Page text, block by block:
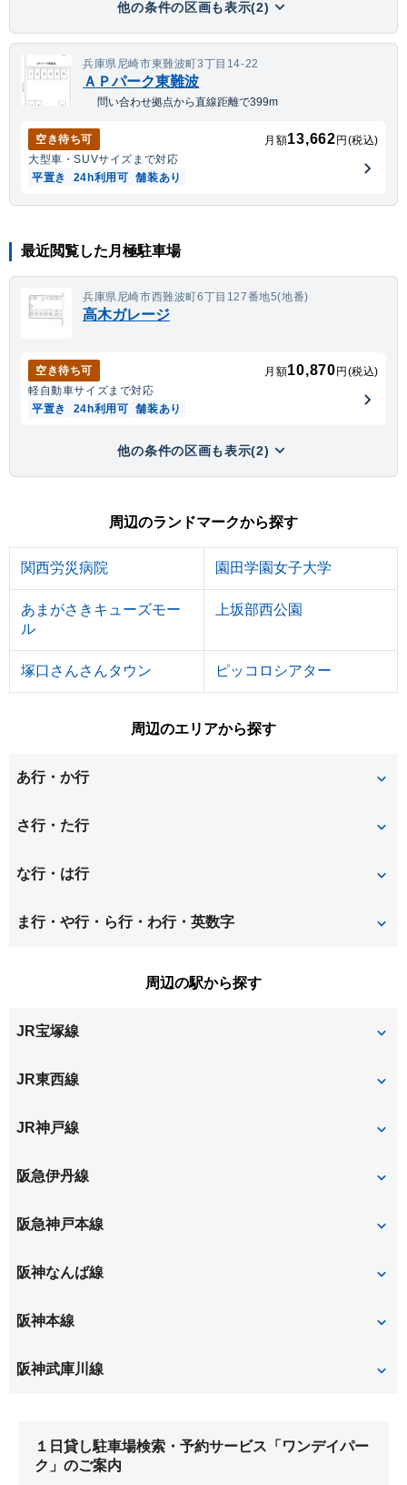
他の条件の区画も表示(2)
兵庫県尼崎市東難波町3丁目14-22
ＡＰパーク東難波
問い合わせ拠点から直線距離で399m
空き待ち可 月額13,662 円(税込)
大型車・SUVサイズまで対応
平置き
24h利用可 舗装あり
最近閲覧した月極駐車場
兵庫県尼崎市西難波町6丁目127番地5(地番)
高木ガレージ
空き待ち可 月額10,870 円(税込)
軽自動車サイズまで対応
平置き
24h利用可 舗装あり
他の条件の区画も表示(2)
周辺のランドマークから探す
関西労災病院 園田学園女子大学
あまがさきキューズモー
ル
上坂部西公園
塚口さんさんタウン ピッコロシアター
周辺のエリアから探す
あ行・か行
稲葉荘
大島
神田南通
北城内
北竹谷町
さ行・た行
昭和通
立花町 建家町
な行・は行
長洲中通 長洲西通
西本町
浜田町
東七松町
ま行・や行・ら行・わ行・英数字
周辺の駅から探す
JR宝塚線
尼崎
JR東西線
尼崎
JR神戸線
尼崎
阪急伊丹線
塚口
阪急神戸本線
塚口
阪神なんば線
大物
阪神本線
出屋敷
武庫川
阪神武庫川線
１日貸し駐車場検索・予約サービス「ワンデイパー
ク」のご案内